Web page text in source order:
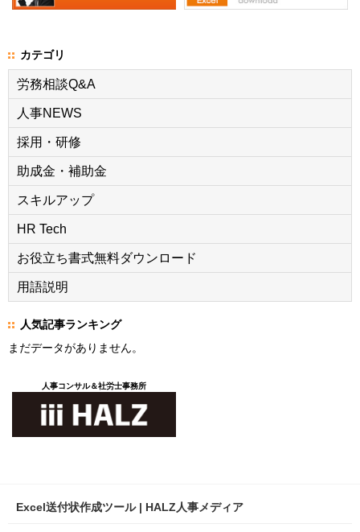
カテゴリ
労務相談Q&A
人事NEWS
採用・研修
助成金・補助金
スキルアップ
HR Tech
お役立ち書式無料ダウンロード
用語説明
人気記事ランキング
まだデータがありません。
人事コンサル＆社労士事務所
Excel送付状作成ツール | HALZ人事メディア